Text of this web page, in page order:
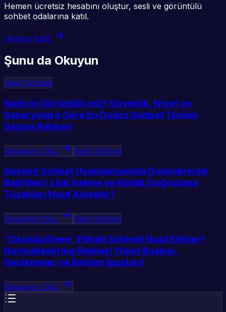
Hemen ücretsiz hesabını oluştur, sesli ve görüntülü
sohbet odalarına katıl.
Hemen Katıl
Şunu da Okuyun
Sesli Sohbet
Sesli mi Görüntülü mü? Güvenlik, Niyet ve
Senaryolara Göre En Doğru Sohbet Türünü
Seçme Rehberi
Devamını Oku Sesli Sohbet
Anonim Sohbet Uygulamasında Dolandırıcılık
Belirtileri: Link İsteme ve Kimlik Doğrulama
Tuzakları Nasıl Anlaşılır?
Devamını Oku Sesli Sohbet
“Okundu/Seen” Etiketi Sohbeti Nasıl Etkiler?
Normalleştirme Rehberi (Yanıt Baskısı,
Gecikmeler ve İletişim İpuçları)
Devamını Oku